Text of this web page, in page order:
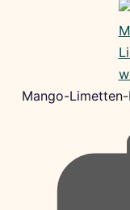
Mango-